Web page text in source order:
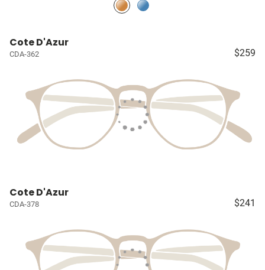
Cote D'Azur
CDA-362 $259
Cote D'Azur
CDA-378 $241